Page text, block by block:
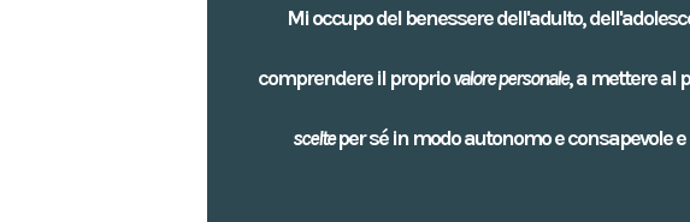
Mi occupo del benessere dell'adulto,
comprendere il propriovalore personale,a mettere al
scelteper sé in modo autonomo e consapevole e